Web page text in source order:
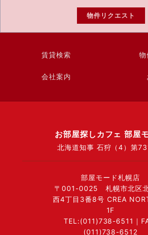
物件リクエスト
賃貸検索 物
会社案内
お部屋探しカフェ 部屋
北海道知事 石狩（4）第
部屋モード札幌店
〒001-0025 札幌市北区
西4丁目3番8号 CREA
1F
TEL:(011)738-6511｜
(011)738-6512